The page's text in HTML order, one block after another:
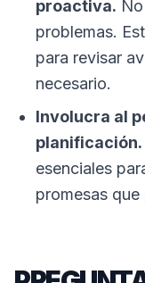
proactiva.
problemas.
para revisar
necesario.
Involucra al
planificación.
esenciales
promesas que